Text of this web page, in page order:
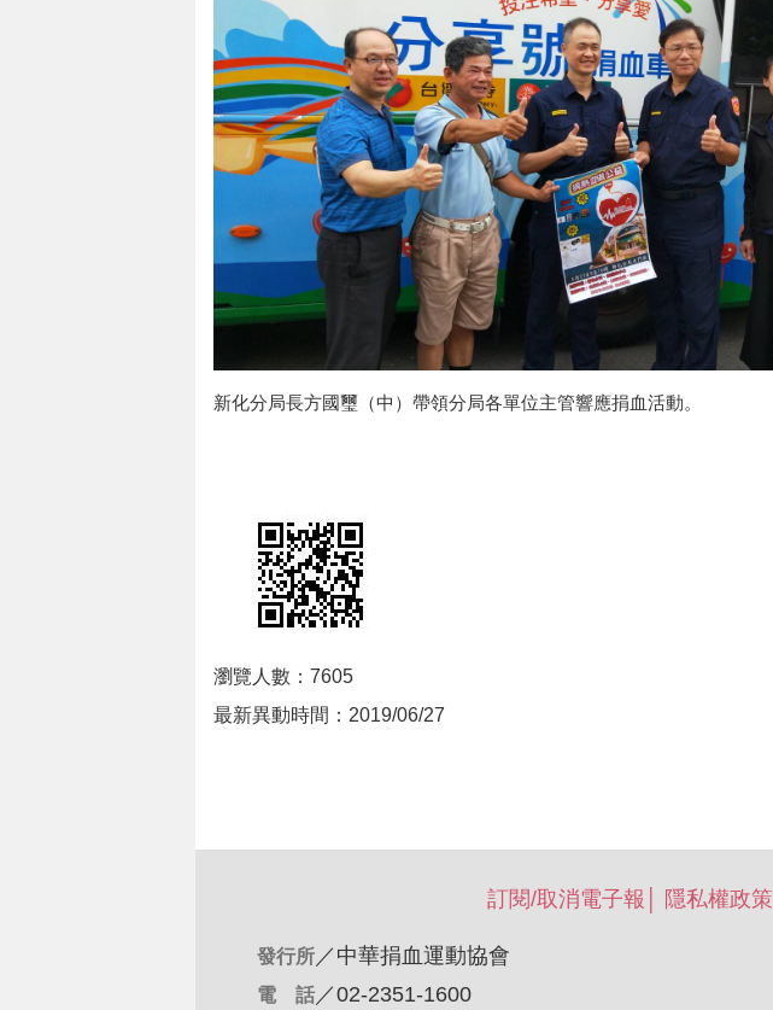
新化分局長方國璽（中）帶領分局各單位主管響應捐血活動。
瀏覽人數：7605
最新異動時間：2019/06/27
訂閱/取消電子報 隱私權政策
發行所／ 中華捐血運動協會
電 話／02-2351-1600